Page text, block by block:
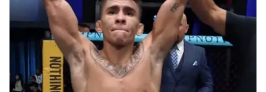
LIGA BETPLAY
OTRAS LIGAS